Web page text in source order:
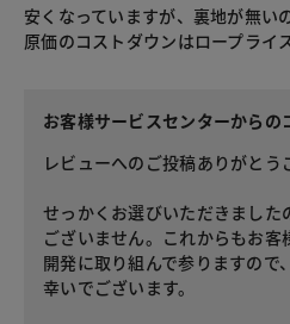
安くなっていますが、裏地が無い
原価のコストダウンはロープライ
お客様サービスセンターからの
レビューへのご投稿ありがとう
せっかくお選びいただきました
ございません。これからもお客
開発に取り組んで参りますので
幸いでございます。